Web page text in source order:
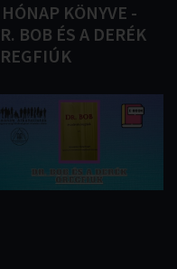
HÓNAP KÖNYVE -
BOB ÉS A DERÉK